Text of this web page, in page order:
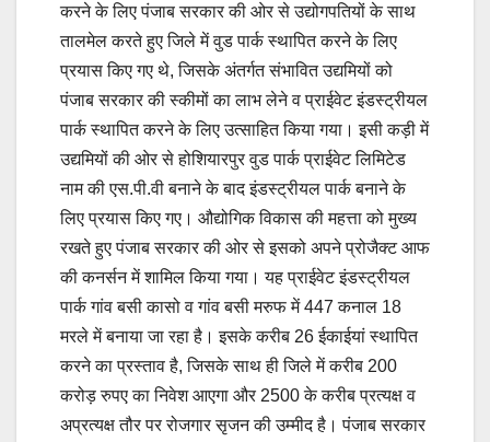
करने के लिए पंजाब सरकार की ओर से उद्योगपतियों के साथ
तालमेल करते हुए जिले में वुड पार्क स्थापित करने के लिए
प्रयास किए गए थे, जिसके अंतर्गत संभावित उद्यमियों को
पंजाब सरकार की स्कीमों का लाभ लेने व प्राईवेट इंडस्ट्रीयल
पार्क स्थापित करने के लिए उत्साहित किया गया। इसी कड़ी में
उद्यमियों की ओर से होशियारपुर वुड पार्क प्राईवेट लिमिटेड
नाम की एस.पी.वी बनाने के बाद इंडस्ट्रीयल पार्क बनाने के
लिए प्रयास किए गए। औद्योगिक विकास की महत्ता को मुख्य
रखते हुए पंजाब सरकार की ओर से इसको अपने प्रोजैक्ट आफ
की कनर्सन में शामिल किया गया। यह प्राईवेट इंडस्ट्रीयल
पार्क गांव बसी कासो व गांव बसी मरुफ में 447 कनाल 18
मरले में बनाया जा रहा है। इसके करीब 26 ईकाईयां स्थापित
करने का प्रस्ताव है, जिसके साथ ही जिले में करीब 200
करोड़ रुपए का निवेश आएगा और 2500 के करीब प्रत्यक्ष व
अप्रत्यक्ष तौर पर रोजगार सृजन की उम्मीद है। पंजाब सरकार